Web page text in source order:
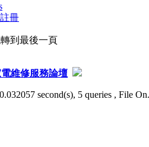
冊
到最後一頁
維修服務論壇
second(s), 5 queries , File On.